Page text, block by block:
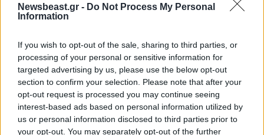
Newsbeast.gr - Do Not Process My Personal
Information
If you wish to opt-out of the sale, sharing to third parties, or
processing of your personal or sensitive information for
targeted advertising by us, please use the below opt-out
section to confirm your selection. Please note that after your
opt-out request is processed you may continue seeing
interest-based ads based on personal information utilized by
us or personal information disclosed to third parties prior to
your opt-out. You may separately opt-out of the further
ΠΕΤΡΕΛΑΙΟΥ ΚΑΙ ΤΟ ΚΟΙΝΩΝΙΚΟ ΜΕΡΙΣΜΑ ΠΟΤΕ ΘΑ
Απαντήστε 0